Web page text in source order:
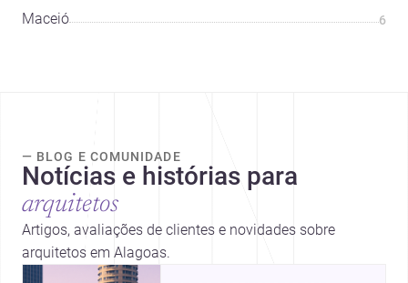
Maceió 6
— BLOG E COMUNIDADE
Notícias e histórias para
arquitetos
Artigos, avaliações de clientes e novidades sobre
arquitetos em Alagoas.